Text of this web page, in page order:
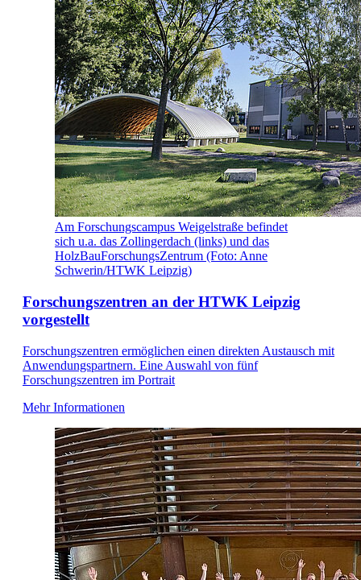
Am Forschungscampus Weigelstraße befindet
sich u.a. das Zollingerdach (links) und das
HolzBauForschungsZentrum (Foto: Anne
Schwerin/HTWK Leipzig)
Forschungszentren an der HTWK Leipzig
vorgestellt
Forschungszentren ermöglichen einen direkten Austausch mit
Anwendungspartnern. Eine Auswahl von fünf
Forschungszentren im Portrait
Mehr Informationen